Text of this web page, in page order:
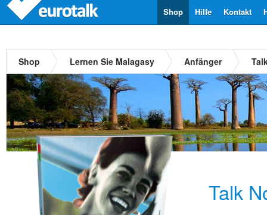
Kontakt
Hilfe
Shop
Shop Lernen Sie Malagasy Anfänger
Talk